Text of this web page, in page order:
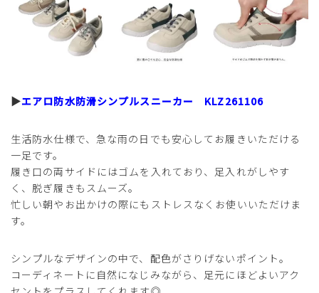
▶エアロ防水防滑シンプルスニーカー KLZ261106
生活防水仕様で、急な雨の日でも安心してお履きいただける
一足です。
履き口の両サイドにはゴムを入れており、足入れがしやす
く、脱ぎ履きもスムーズ。
忙しい朝やお出かけの際にもストレスなくお使いいただけま
す。
シンプルなデザインの中で、配色がさりげないポイント。
コーディネートに自然になじみながら、足元にほどよいアク